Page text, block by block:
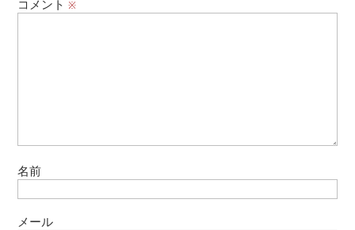
コメント※
名前
メール